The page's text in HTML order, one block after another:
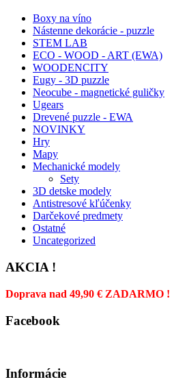
Boxy na víno
Nástenne dekorácie - puzzle
STEM LAB
ECO - WOOD - ART (EWA)
WOODENCITY
Eugy - 3D puzzle
Neocube - magnetické guličky
Ugears
Drevené puzzle - EWA
NOVINKY
Hry
Mapy
Mechanické modely
Sety
3D detske modely
Antistresové kľúčenky
Darčekové predmety
Ostatné
Uncategorized
AKCIA !
Doprava nad 49,90 € ZADARMO !
Facebook
Informácie